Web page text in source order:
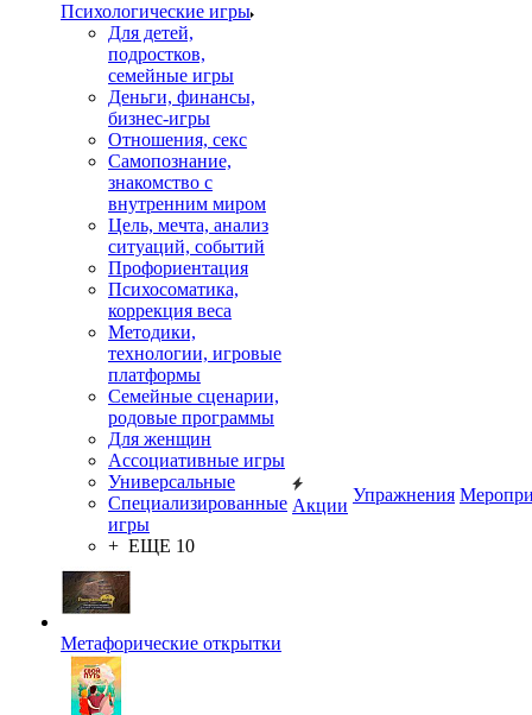
Психологические игры
Для детей,
подростков,
семейные игры
Деньги, финансы,
бизнес-игры
Отношения, секс
Самопознание,
знакомство с
внутренним миром
Цель, мечта, анализ
ситуаций, событий
Профориентация
Психосоматика,
коррекция веса
Методики,
технологии, игровые
платформы
Семейные сценарии,
родовые программы
Для женщин
Ассоциативные игры
Универсальные
Специализированные
игры
+ ЕЩЕ 10
Метафорические открытки
Акции
Упражнения